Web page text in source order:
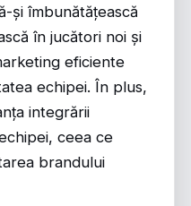
și îmbunătățească
în jucători noi și
eficiente
echipei. În plus,
integrării
ceea ce
brandului